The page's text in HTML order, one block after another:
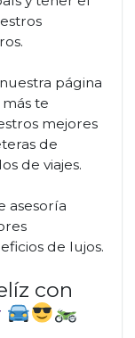
página
te
mejores
de
de viajes.
asesoría
de lujos.
con